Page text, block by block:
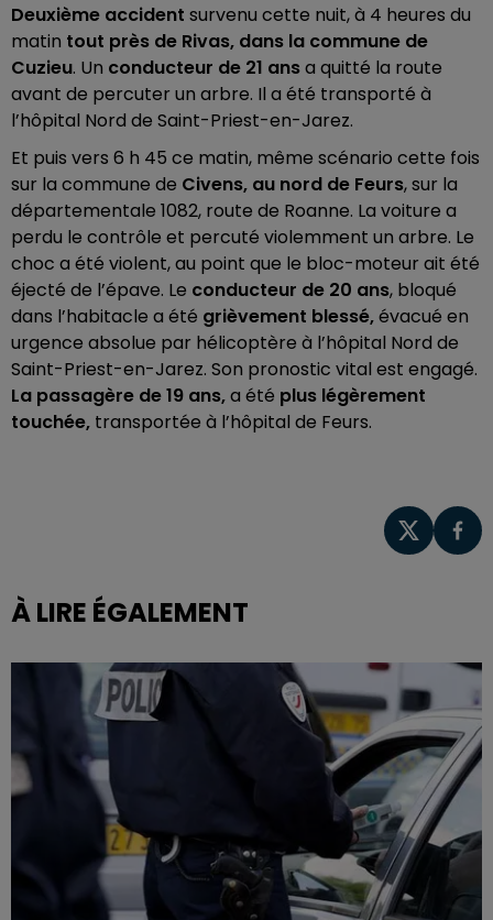
Deuxième accident survenu cette nuit, à 4 heures du
matin tout près de Rivas, dans la commune de
Cuzieu. Un conducteur de 21 ansa quitté la route
avant de percuter un arbre. Il a été transporté à
l’hôpital Nord de Saint-Priest-en-Jarez.
Et puis vers 6 h 45 ce matin, même scénario cette fois
sur la commune de Civens, au nord de Feurs, sur la
départementale 1082, route de Roanne. La voiture a
perdu le contrôle et percuté violemment un arbre. Le
choc a été violent, au point que le bloc-moteur ait été
éjecté de l’épave. Le conducteur de 20 ans, bloqué
dans l’habitacle a été grièvement blessé,évacué en
urgence absolue par hélicoptère à l’hôpital Nord de
Saint-Priest-en-Jarez. Son pronostic vital est engagé.
La passagère de 19 ans,a été plus légèrement
touchée, transportée à l’hôpital de Feurs.
À LIRE ÉGALEMENT